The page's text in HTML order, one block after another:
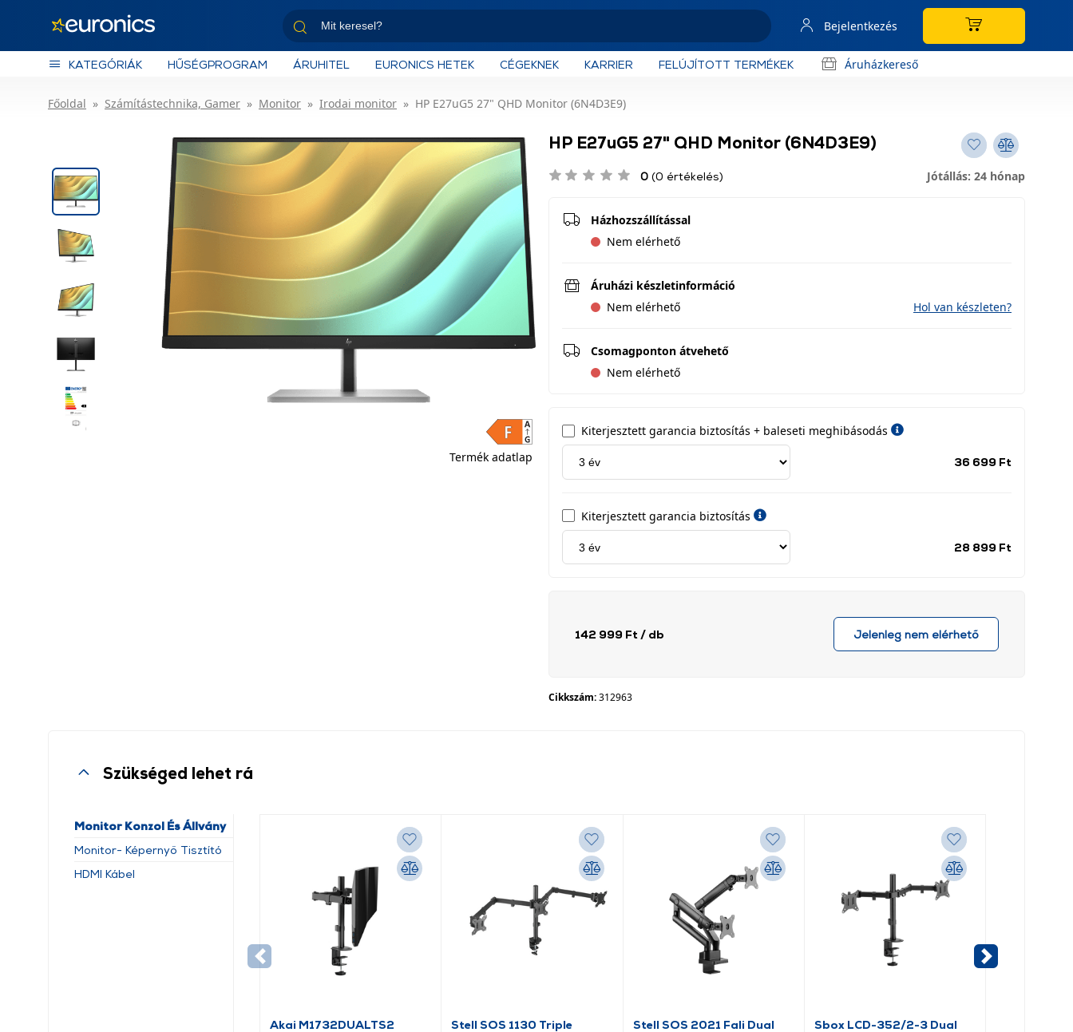
Bejelentkezés
KATEGÓRIÁK HŰSÉGPROGRAM ÁRUHITEL EURONICS HETEK CÉGEKNEK KARRIER FELÚJÍTOTT TERMÉKEK Áruházkereső
Főoldal Számítástechnika, Gamer Monitor Irodai monitor HP E27uG5 27" QHD Monitor (6N4D3E9)
Termék adatlap
HP E27uG5 27" QHD Monitor (6N4D3E9)
0 (0 értékelés) Jótállás: 24 hónap
Házhozszállítással
Nem elérhető
Áruházi készletinformáció
Nem elérhető
Hol van készleten?
Csomagponton átvehető
Nem elérhető
Kiterjesztett garancia biztosítás + baleseti meghibásodás
időszak
36 699 Ft
Kiterjesztett garancia biztosítás
időszak
28 899 Ft
142 999 Ft / db Jelenleg nem elérhető
Cikkszám:312963
Szükséged lehet rá
Monitor Konzol És Állvány
Monitor- Képernyő Tisztító
HDMI Kábel
Akai M1732DUALTS2
Stell SOS 1130 Triple
Stell SOS 2021 Fali Dual
Sbox LCD-352/2-3 Dual